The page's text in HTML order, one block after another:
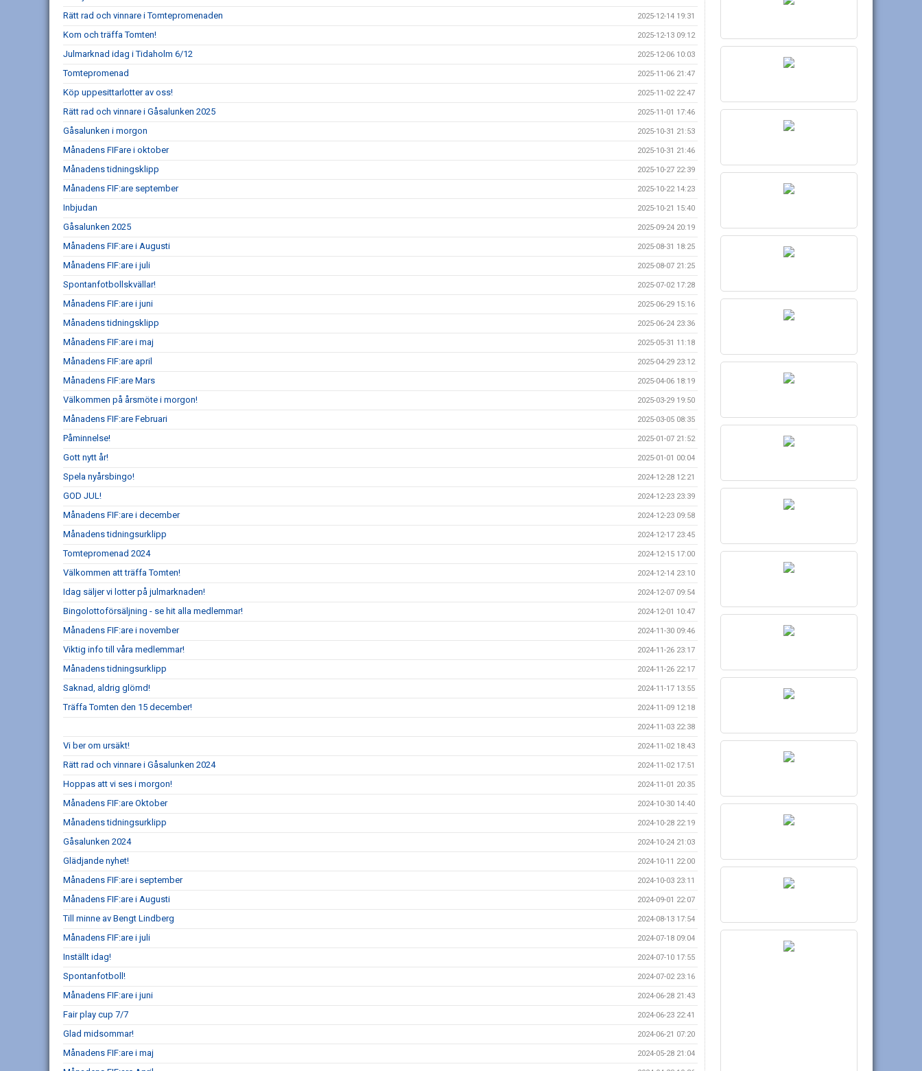
Rätt rad och vinnare i Tomtepromenaden 2025-12-14 19:31
Kom och träffa Tomten! 2025-12-13 09:12
Julmarknad idag i Tidaholm 6/12 2025-12-06 10:03
Tomtepromenad 2025-11-06 21:47
Köp uppesittarlotter av oss! 2025-11-02 22:47
Rätt rad och vinnare i Gåsalunken 2025 2025-11-01 17:46
Gåsalunken i morgon 2025-10-31 21:53
Månadens FIFare i oktober 2025-10-31 21:46
Månadens tidningsklipp 2025-10-27 22:39
Månadens FIF:are september 2025-10-22 14:23
Inbjudan 2025-10-21 15:40
Gåsalunken 2025 2025-09-24 20:19
Månadens FIF:are i Augusti 2025-08-31 18:25
Månadens FIF:are i juli 2025-08-07 21:25
Spontanfotbollskvällar! 2025-07-02 17:28
Månadens FIF:are i juni 2025-06-29 15:16
Månadens tidningsklipp 2025-06-24 23:36
Månadens FIF:are i maj 2025-05-31 11:18
Månadens FIF:are april 2025-04-29 23:12
Månadens FIF:are Mars 2025-04-06 18:19
Välkommen på årsmöte i morgon! 2025-03-29 19:50
Månadens FIF:are Februari 2025-03-05 08:35
Påminnelse! 2025-01-07 21:52
Gott nytt år! 2025-01-01 00:04
Spela nyårsbingo! 2024-12-28 12:21
GOD JUL! 2024-12-23 23:39
Månadens FIF:are i december 2024-12-23 09:58
Månadens tidningsurklipp 2024-12-17 23:45
Tomtepromenad 2024 2024-12-15 17:00
Välkommen att träffa Tomten! 2024-12-14 23:10
Idag säljer vi lotter på julmarknaden! 2024-12-07 09:54
Bingolottoförsäljning - se hit alla medlemmar! 2024-12-01 10:47
Månadens FIF:are i november 2024-11-30 09:46
Viktig info till våra medlemmar! 2024-11-26 23:17
Månadens tidningsurklipp 2024-11-26 22:17
Saknad, aldrig glömd! 2024-11-17 13:55
Träffa Tomten den 15 december! 2024-11-09 12:18
2024-11-03 22:38
Vi ber om ursäkt! 2024-11-02 18:43
Rätt rad och vinnare i Gåsalunken 2024 2024-11-02 17:51
Hoppas att vi ses i morgon! 2024-11-01 20:35
Månadens FIF:are Oktober 2024-10-30 14:40
Månadens tidningsurklipp 2024-10-28 22:19
Gåsalunken 2024 2024-10-24 21:03
Glädjande nyhet! 2024-10-11 22:00
Månadens FIF:are i september 2024-10-03 23:11
Månadens FIF:are i Augusti 2024-09-01 22:07
Till minne av Bengt Lindberg 2024-08-13 17:54
Månadens FIF:are i juli 2024-07-18 09:04
Inställt idag! 2024-07-10 17:55
Spontanfotboll! 2024-07-02 23:16
Månadens FIF:are i juni 2024-06-28 21:43
Fair play cup 7/7 2024-06-23 22:41
Glad midsommar! 2024-06-21 07:20
Månadens FIF:are i maj 2024-05-28 21:04